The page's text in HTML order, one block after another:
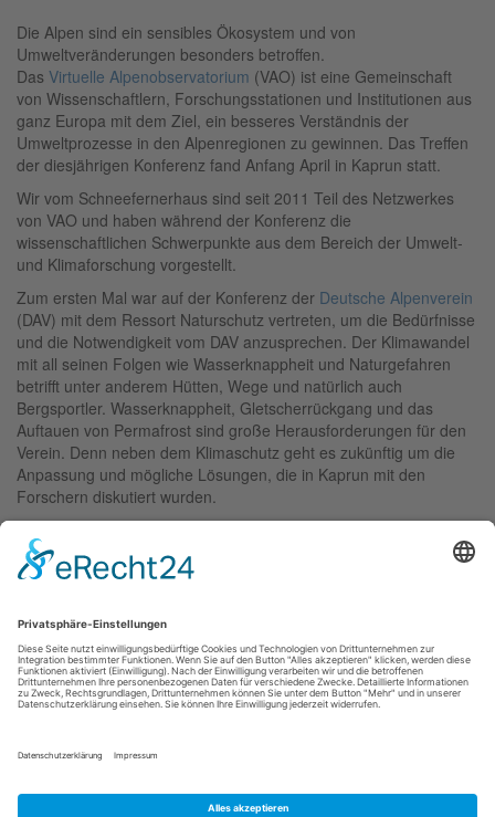
Die Alpen sind ein sensibles Ökosystem und von
Umweltveränderungen besonders betroffen.
Das Virtuelle Alpenobservatorium (VAO) ist eine Gemeinschaft
von Wissenschaftlern, Forschungsstationen und Institutionen aus
ganz Europa mit dem Ziel, ein besseres Verständnis der
Umweltprozesse in den Alpenregionen zu gewinnen. Das Treffen
der diesjährigen Konferenz fand Anfang April in Kaprun statt.
Wir vom Schneefernerhaus sind seit 2011 Teil des Netzwerkes
von VAO und haben während der Konferenz die
wissenschaftlichen Schwerpunkte aus dem Bereich der Umwelt-
und Klimaforschung vorgestellt.
Zum ersten Mal war auf der Konferenz der Deutsche Alpenverein
(DAV) mit dem Ressort Naturschutz vertreten, um die Bedürfnisse
und die Notwendigkeit vom DAV anzusprechen. Der Klimawandel
mit all seinen Folgen wie Wasserknappheit und Naturgefahren
betrifft unter anderem Hütten, Wege und natürlich auch
Bergsportler. Wasserknappheit, Gletscherrückgang und das
Auftauen von Permafrost sind große Herausforderungen für den
Verein. Denn neben dem Klimaschutz geht es zukünftig um die
Anpassung und mögliche Lösungen, die in Kaprun mit den
Forschern diskutiert wurden.
Wissenschaftlern aus Gebirgsobservatorien ist in Europa zum
Glück selbstverständlich.
Michael Krautblatter und Verena Stammberger), von Georesearch
Austria und dem Bayerischen Staatsministerium für Umwelt und
Verbraucherschutz organisiert.